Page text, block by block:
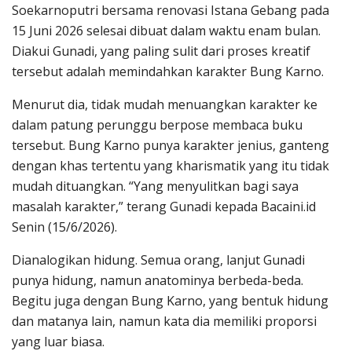
Soekarnoputri bersama renovasi Istana Gebang pada
15 Juni 2026 selesai dibuat dalam waktu enam bulan.
Diakui Gunadi, yang paling sulit dari proses kreatif
tersebut adalah memindahkan karakter Bung Karno.
Menurut dia, tidak mudah menuangkan karakter ke
dalam patung perunggu berpose membaca buku
tersebut. Bung Karno punya karakter jenius, ganteng
dengan khas tertentu yang kharismatik yang itu tidak
mudah dituangkan. “Yang menyulitkan bagi saya
masalah karakter,” terang Gunadi kepada Bacaini.id
Senin (15/6/2026).
Dianalogikan hidung. Semua orang, lanjut Gunadi
punya hidung, namun anatominya berbeda-beda.
Begitu juga dengan Bung Karno, yang bentuk hidung
dan matanya lain, namun kata dia memiliki proporsi
yang luar biasa.